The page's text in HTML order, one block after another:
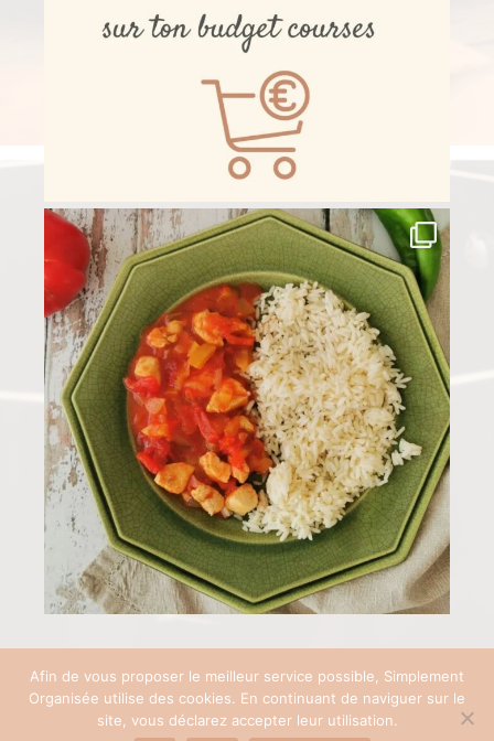
COPYRIGHT © 2026 SIMPLEMENT ORGANISÉE | SITE RÉALISÉ AVEC ♡ PAR
Afin de vous proposer le meilleur service possible, Simplement
Organisée utilise des cookies. En continuant de naviguer sur le
site, vous déclarez accepter leur utilisation.